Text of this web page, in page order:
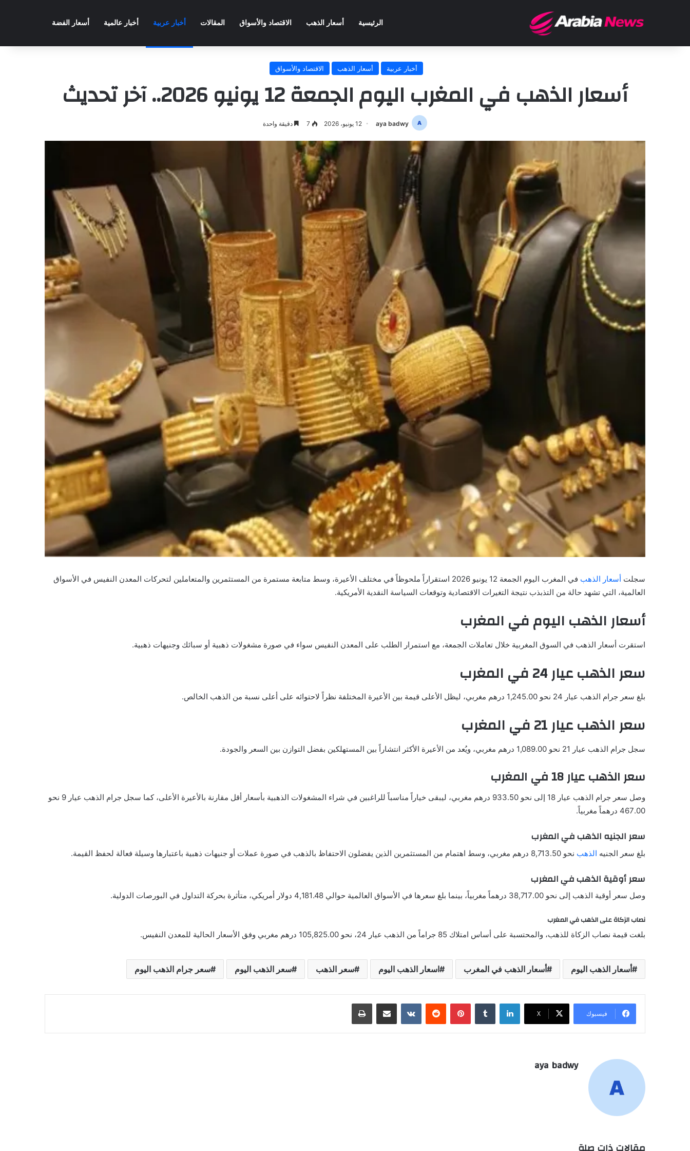
الرئيسية أسعار الذهب الاقتصاد والأسواق المقالات أخبار عربية أخبار عالمية أسعار الفضة
أخبار عربية أسعار الذهب الاقتصاد والأسواق
أسعار الذهب في المغرب اليوم الجمعة 12 يونيو 2026.. آخر تحديث
aya badwy 12 يونيو، 2026 7 دقيقة واحدة
سجلت أسعار الذهب
في المغرب اليوم الجمعة 12 يونيو 2026 استقراراً ملحوظاً في مختلف الأعيرة، وسط متابعة مستمرة من المستثمرين والمتعاملين لتحركات المعدن النفيس في الأسواق
العالمية، التي تشهد حالة من التذبذب نتيجة التغيرات الاقتصادية وتوقعات السياسة النقدية الأمريكية.
أسعار الذهب اليوم في المغرب
استقرت أسعار الذهب في السوق المغربية خلال تعاملات الجمعة، مع استمرار الطلب على المعدن النفيس سواء في صورة مشغولات ذهبية أو سبائك وجنيهات ذهبية.
سعر الذهب عيار 24 في المغرب
بلغ سعر جرام الذهب عيار 24 نحو 1,245.00 درهم مغربي، ليظل الأعلى قيمة بين الأعيرة المختلفة نظراً لاحتوائه على أعلى نسبة من الذهب الخالص.
سعر الذهب عيار 21 في المغرب
سجل جرام الذهب عيار 21 نحو 1,089.00 درهم مغربي، ويُعد من الأعيرة الأكثر انتشاراً بين المستهلكين بفضل التوازن بين السعر والجودة.
سعر الذهب عيار 18 في المغرب
وصل سعر جرام الذهب عيار 18 إلى نحو 933.50 درهم مغربي، ليبقى خياراً مناسباً للراغبين في شراء المشغولات الذهبية بأسعار أقل مقارنة بالأعيرة الأعلى، كما سجل جرام الذهب عيار 9 نحو
467.00 درهماً مغربياً.
سعر الجنيه الذهب في المغرب
بلغ سعر الجنيه الذهب نحو 8,713.50 درهم مغربي، وسط اهتمام من المستثمرين الذين يفضلون الاحتفاظ بالذهب في صورة عملات أو جنيهات ذهبية باعتبارها وسيلة فعالة لحفظ القيمة.
سعر أوقية الذهب في المغرب
وصل سعر أوقية الذهب إلى نحو 38,717.00 درهماً مغربياً، بينما بلغ سعرها في الأسواق العالمية حوالي 4,181.48 دولار أمريكي، متأثرة بحركة التداول في البورصات الدولية.
نصاب الزكاة على الذهب في المغرب
بلغت قيمة نصاب الزكاة للذهب، والمحتسبة على أساس امتلاك 85 جراماً من الذهب عيار 24، نحو 105,825.00 درهم مغربي وفق الأسعار الحالية للمعدن النفيس.
أسعار الذهب اليوم أسعار الذهب في المغرب اسعار الذهب اليوم سعر الذهب سعر الذهب اليوم سعر جرام الذهب اليوم
فيسبوك ‫X
لينكدإن بينتيريست مشاركة عبر البريد طباعة
aya badwy